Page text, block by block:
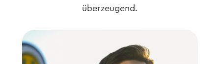
überzeugend.